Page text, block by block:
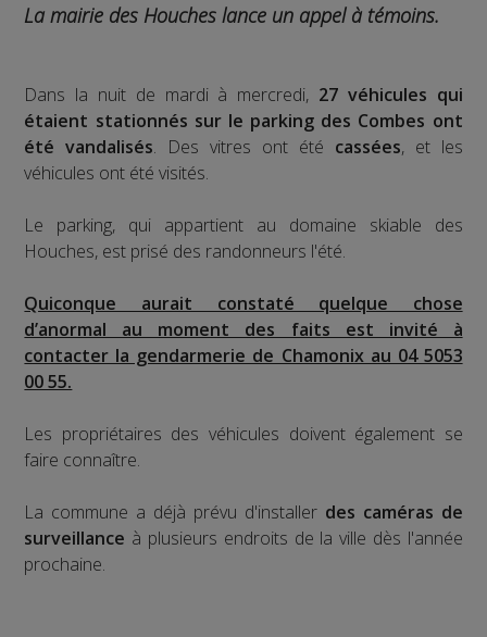
La mairie des Houches lance un appel à témoins.
Dans la nuit de mardi à mercredi, 27 véhicules qui
étaient stationnés sur le parking des Combes ont
été vandalisés. Des vitres ont été cassées, et les
véhicules ont été visités.
Le parking, qui appartient au domaine skiable des
Houches, est prisé des randonneurs l'été.
Quiconque aurait constaté quelque chose
d’anormal au moment des faits est invité à
contacter la gendarmerie de Chamonix au 04 5053
00 55.
Les propriétaires des véhicules doivent également se
faire connaître.
La commune a déjà prévu d'installerdes caméras de
surveillance à plusieurs endroits de la ville dès l'année
prochaine.